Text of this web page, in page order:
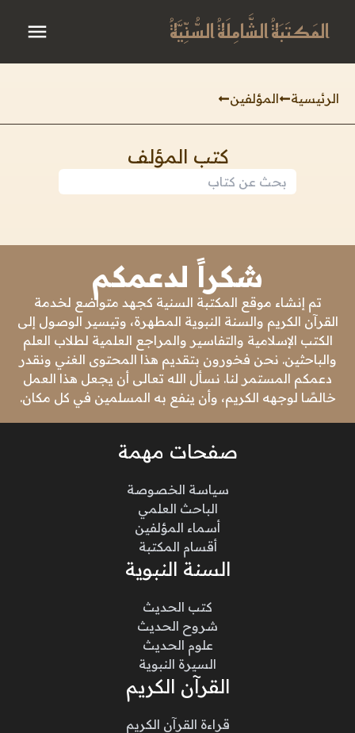
المَكتَبَةُ الشَّامِلَةُ السُّنِّيَّةُ
الرئيسية المؤلفين
كتب المؤلف
شكراً لدعمكم
تم إنشاء موقع المكتبة السنية كجهد متواضع لخدمة
القرآن الكريم والسنة النبوية المطهرة، وتيسير الوصول إلى
الكتب الإسلامية والتفاسير والمراجع العلمية لطلاب العلم
والباحثين. نحن فخورون بتقديم هذا المحتوى الغني ونقدر
دعمكم المستمر لنا. نسأل الله تعالى أن يجعل هذا العمل
خالصًا لوجهه الكريم، وأن ينفع به المسلمين في كل مكان.
صفحات مهمة
سياسة الخصوصة
الباحث العلمي
أسماء المؤلفين
أقسام المكتبة
السنة النبوية
كتب الحديث
شروح الحديث
علوم الحديث
السيرة النبوية
القرآن الكريم
قراءة القرآن الكريم